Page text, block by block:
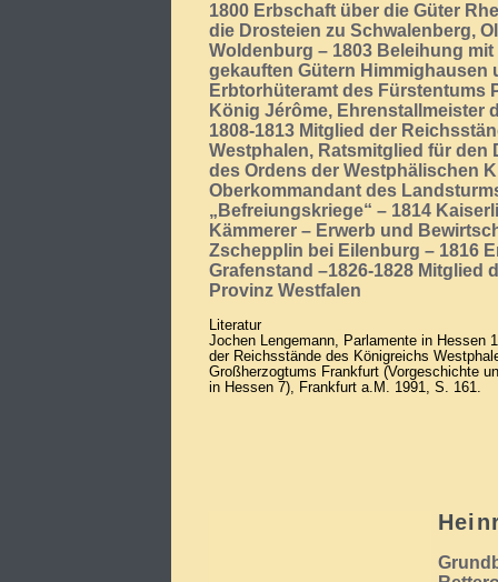
1800 Erbschaft über die Güter
die Drosteien zu Schwalenberg,
Woldenburg – 1803 Beleihung
gekauften Gütern Himmighausen
Erbtorhüteramt des Fürstentums
König Jérôme, Ehrenstallmeister
1808-1813 Mitglied der
Westphalen, Ratsmitglied für den
des Ordens der Westphälischen
Oberkommandant des
„Befreiungskriege“ – 1814
Kämmerer – Erwerb und
Zschepplin bei Eilenburg – 1816
Grafenstand –1826-1828 Mitglied
Provinz Westfalen
Literatur
Jochen Lengemann, Parlamente in Hessen
der Reichsstände des Königreichs
Großherzogtums Frankfurt (Vorgeschichte
in Hessen 7), Frankfurt a.M. 1991, S. 161.